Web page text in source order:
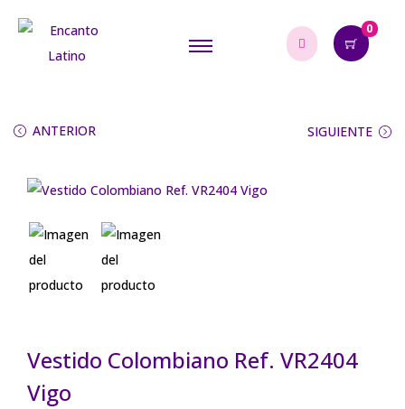
0
ANTERIOR SIGUIENTE
Vestido Colombiano Ref. VR2404
Vigo